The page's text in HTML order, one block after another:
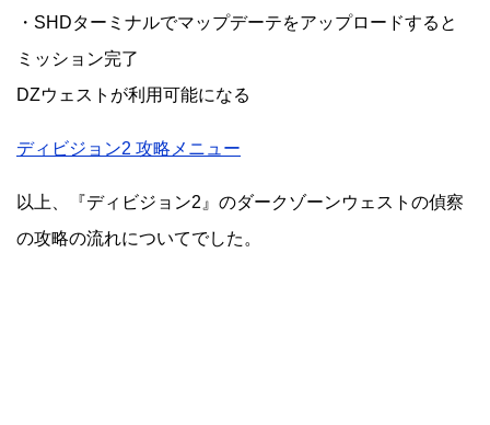
・SHDターミナルでマップデーテをアップロードすると
ミッション完了
DZウェストが利用可能になる
ディビジョン2 攻略メニュー
以上、『ディビジョン2』のダークゾーンウェストの偵察
の攻略の流れについてでした。